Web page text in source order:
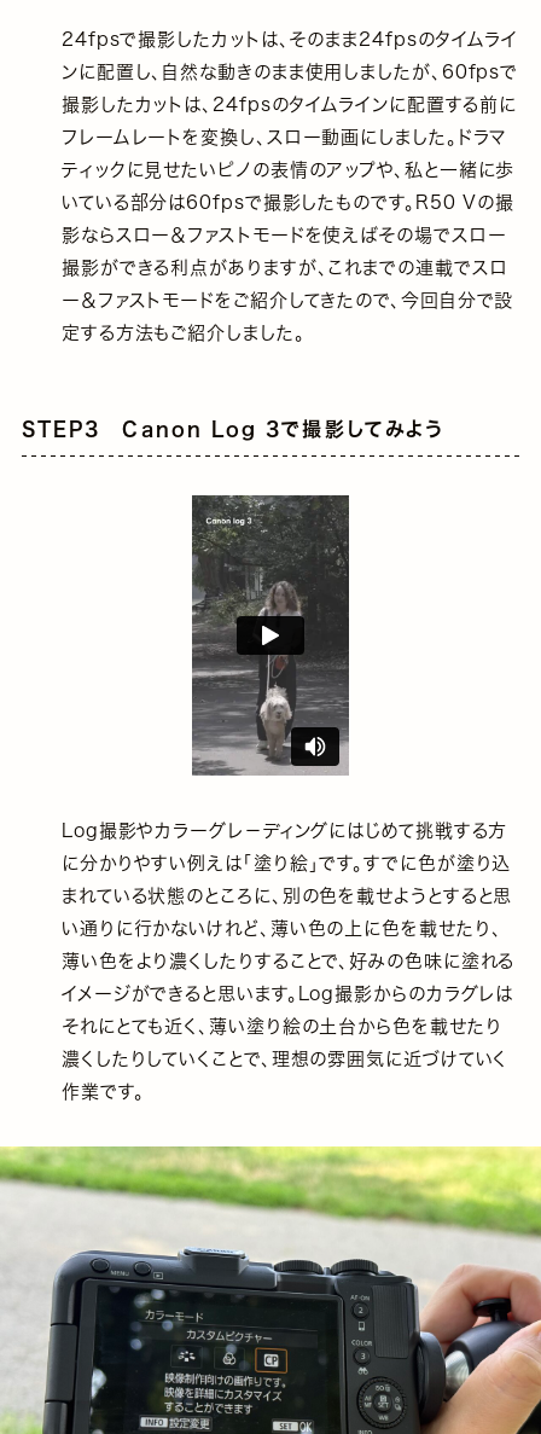
24fpsで撮影したカットは、そのまま24fpsのタイムライ
ンに配置し、自然な動きのまま使用しましたが、60fpsで
撮影したカットは、24fpsのタイムラインに配置する前に
フレームレートを変換し、スロー動画にしました。ドラマ
ティックに見せたいピノの表情のアップや、私と一緒に歩
いている部分は60fpsで撮影したものです。R50 Vの撮
影ならスロー＆ファストモードを使えばその場でスロー
撮影ができる利点がありますが、これまでの連載でスロ
ー＆ファストモードをご紹介してきたので、今回自分で設
定する方法もご紹介しました。
STEP3 Canon Log 3で撮影してみよう
Log撮影やカラーグレ－ディングにはじめて挑戦する方
に分かりやすい例えは「塗り絵」です。すでに色が塗り込
まれている状態のところに、別の色を載せようとすると思
い通りに行かないけれど、薄い色の上に色を載せたり、
薄い色をより濃くしたりすることで、好みの色味に塗れる
イメージができると思います。Log撮影からのカラグレは
それにとても近く、薄い塗り絵の土台から色を載せたり
濃くしたりしていくことで、理想の雰囲気に近づけていく
作業です。